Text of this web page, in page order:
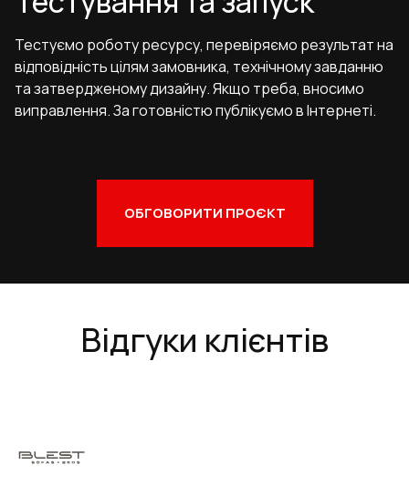
ОБГОВОРИТИ ПРОЄКТ
Тестуємо роботу ресурсу, перевіряємо результат на
відповідність цілям замовника, технічному завданню
та затвердженому дизайну. Якщо треба, вносимо
виправлення. За готовністю публікуємо в Інтернеті.
Відгуки клієнтів